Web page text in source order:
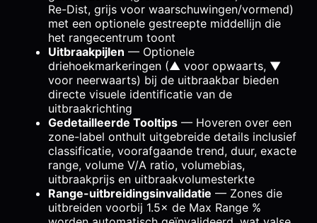
Re-Dist, grijs voor waarschuwingen/vormend)
met een optionele gestreepte middellijn die
het rangecentrum toont
Uitbraakpijlen — Optionele
driehoekmarkeringen (▲ voor opwaarts, ▼
voor neerwaarts) bij de uitbraakbar bieden
directe visuele identificatie van de
uitbraakrichting
Gedetailleerde Tooltips — Hoveren over een
zone-label onthult uitgebreide details inclusief
classificatie, voorafgaande trend, duur, exacte
range, volume V/A ratio, volumebias,
uitbraakprijs en uitbraakvolumesterkte
Range-uitbreidingsinvalidatie — Zones die
uitbreiden voorbij 1.5× de Max Range %